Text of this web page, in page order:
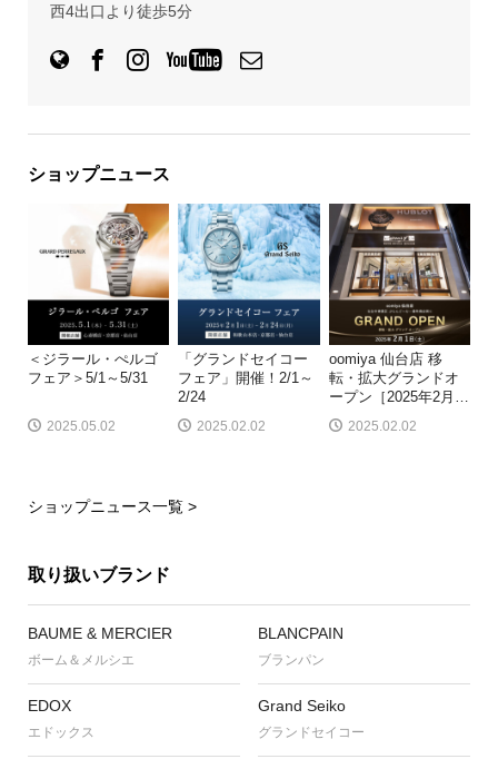
西4出口より徒歩5分
ショップニュース
＜ジラール・ぺルゴ
フェア＞5/1～5/31
2025.05.02
「グランドセイコー
フェア」開催！2/1～
2/24
2025.02.02
oomiya 仙台店 移
転・拡大グランドオ
ープン［2025年2月 …
2025.02.02
ショップニュース一覧 >
取り扱いブランド
BAUME & MERCIER
ボーム＆メルシエ
BLANCPAIN
ブランパン
EDOX
エドックス
Grand Seiko
グランドセイコー